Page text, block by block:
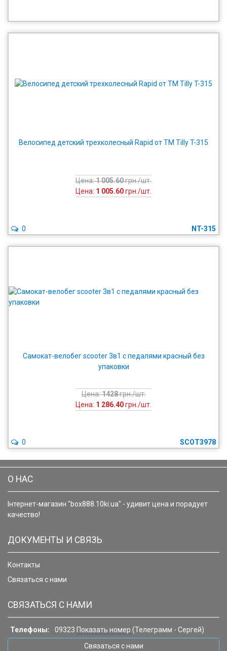
Велосипед детский трехколесный Rapid от ТМ Tilly T-315
Цена:1 005.60грн./шт.
Цена: 1 005.60грн./шт.
NT-315
0
Самокат-велобег scooter 3в1 с педалями красный без
упаковки
Цена:1428грн./шт.
Цена: 1 286.40грн./шт.
SCOT3978
0
О НАС
Інтернет-магазин "box888.10ki.ua" - удивит цена и порадует
качество!
ДОКУМЕНТЫ И СВЯЗЬ
Контакты
Связаться с нами
СВЯЗАТЬСЯ С НАМИ
Телефоны: 09323 Показать номер (Телеграмм - Сергей)
Связаться с нами